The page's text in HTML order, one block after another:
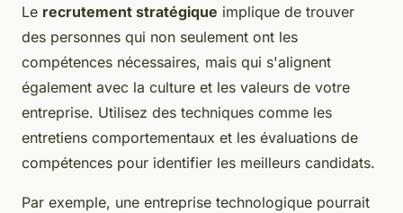
Le recrutement stratégique implique de trouver
des personnes qui non seulement ont les
compétences nécessaires, mais qui s'alignent
également avec la culture et les valeurs de votre
entreprise. Utilisez des techniques comme les
entretiens comportementaux et les évaluations de
compétences pour identifier les meilleurs candidats.
Par exemple, une entreprise technologique pourrait